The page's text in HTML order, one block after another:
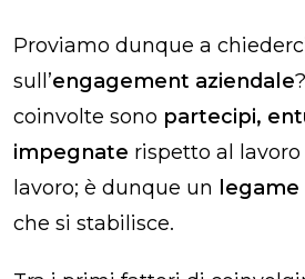
Proviamo dunque a
sull’engagement aziendale
coinvolte sono partecipi,
impegnate rispetto al
lavoro; è dunque un legame
che si stabilisce.